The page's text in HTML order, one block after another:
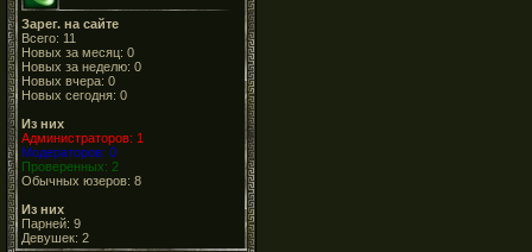
Зарег. на сайте
Всего: 11
Новых за месяц: 0
Новых за неделю: 0
Новых вчера: 0
Новых сегодня: 0
Из них
Администраторов: 1
Модераторов: 0
Проверенных: 2
Обычных юзеров: 8
Из них
Парней: 9
Девушек: 2